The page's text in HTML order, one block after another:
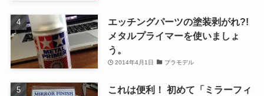
エッチングパーツの塗装剥がれ?!
メタルプライマーを使いましょ
う。
2014年4月1日 プラモデル
これは便利！ 初めて「ミラーフィ